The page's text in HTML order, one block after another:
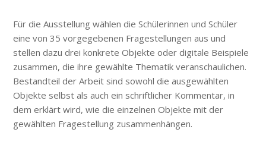
Für die Ausstellung wählen die Schülerinnen und Schüler
eine von 35 vorgegebenen Fragestellungen aus und
stellen dazu drei konkrete Objekte oder digitale Beispiele
zusammen, die ihre gewählte Thematik veranschaulichen.
Bestandteil der Arbeit sind sowohl die ausgewählten
Objekte selbst als auch ein schriftlicher Kommentar, in
dem erklärt wird, wie die einzelnen Objekte mit der
gewählten Fragestellung zusammenhängen.